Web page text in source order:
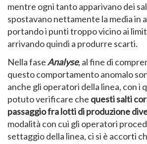
mentre ogni tanto apparivano dei
spostavano nettamente la media in
portando i punti troppo vicino ai
arrivando quindi a produrre scarti.
Nella faseAnalyse, al fine di
questo comportamento anomalo
anche gli operatori della linea, con i
potuto verificare che questi salti
passaggio fra lotti di produzione
modalità con cui gli operatori
settaggio della linea, ci si è accorti